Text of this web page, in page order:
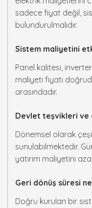
sadece fiyat değil,
bulundurulmalıdır.
Sistem maliyetini
Panel kalitesi,
maliyeti fiyatı
arasındadır.
Devlet teşvikleri ve
Dönemsel olarak
sunulabilmektedir.
yatırım maliyetini
Geri dönüş süresi
Doğru kurulan bir